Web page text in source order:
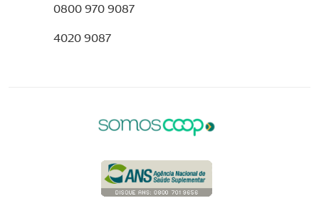
0800 970 9087
4020 9087